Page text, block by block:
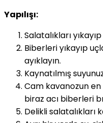
Yapılışı:
Salatalıkları
Biberleri yıkayıp
ayıklayın.
Kaynatılmış
Cam kavanozun en
biraz acı biberleri
Delikli salatalıkları